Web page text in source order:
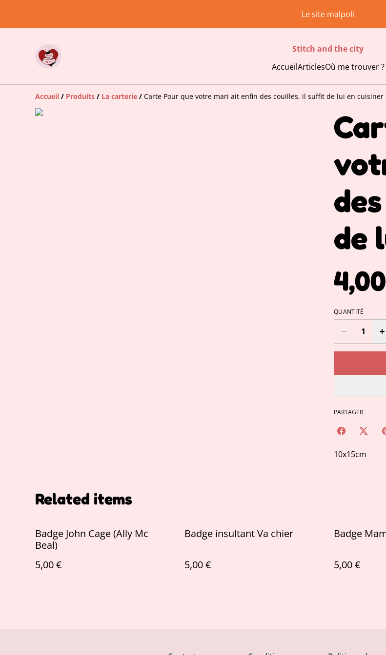
Le site malpoli
Stitch and the city
AccueilArticlesOù me trouver ?
Accueil / Produits / La carterie / Carte Pour que votre mari ait enfin des couilles, il suffit de lui en cuisiner
de
QUANTITÉ
PARTAGER
10x15cm
Related items
Badge John Cage (Ally Mc
Beal)
5,00 €
Badge insultant Va chier
5,00 €
Badge
5,00 €